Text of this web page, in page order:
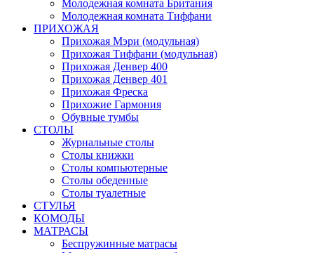
Молодежная комната Британия
Молодежная комната Тиффани
ПРИХОЖАЯ
Прихожая Мэри (модульная)
Прихожая Тиффани (модульная)
Прихожая Денвер 400
Прихожая Денвер 401
Прихожая Фреска
Прихожие Гармония
Обувные тумбы
СТОЛЫ
Журнальные столы
Столы книжки
Столы компьютерные
Столы обеденные
Столы туалетные
СТУЛЬЯ
КОМОДЫ
МАТРАСЫ
Беспружинные матрасы